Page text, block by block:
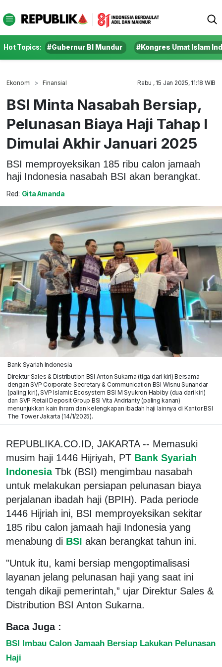
Hot Topics: #Gubernur BI Mundur #Kongres Umat Islam
Ekonomi Finansial Rabu , 15 Jan 2025, 11:18 WIB
BSI Minta Nasabah Bersiap,
Pelunasan Biaya Haji Tahap I
Dimulai Akhir Januari 2025
BSI memproyeksikan 185 ribu calon jamaah
haji Indonesia nasabah BSI akan berangkat.
Red: Gita Amanda
Bank Syariah Indonesia
Direktur Sales & Distribution BSI Anton Sukarna (tiga dari kiri) Bersama
dengan SVP Corporate Secretary & Communication BSI Wisnu Sunandar
(paling kiri), SVP Islamic Ecosystem BSI M Syukron Habiby (dua dari kiri)
dan SVP Retail Deposit Group BSI Vita Andrianty (paling kanan)
menunjukkan kain ihram dan kelengkapan ibadah haji lainnya di Kantor BSI
The Tower Jakarta (14/1/2025).
REPUBLIKA.CO.ID, JAKARTA -- Memasuki
musim haji 1446 Hijriyah, PT Bank Syariah
Indonesia Tbk (BSI) mengimbau nasabah
untuk melakukan persiapan pelunasan biaya
perjalanan ibadah haji (BPIH). Pada periode
1446 Hijriah ini, BSI memproyeksikan sekitar
185 ribu calon jamaah haji Indonesia yang
menabung di BSI akan berangkat tahun ini.
"Untuk itu, kami bersiap mengoptimalisasi
layanan jelang pelunasan haji yang saat ini
tengah dikaji pemerintah,” ujar Direktur Sales &
Distribution BSI Anton Sukarna.
Baca Juga :
BSI Imbau Calon Jamaah Bersiap Lakukan Pelunasan
Haji